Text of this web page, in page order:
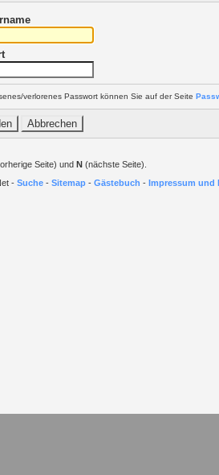
verlorenes Passwort können Sie auf der Seite
Seite) und N(nächste Seite).
- Suche- Sitemap- Gästebuch - Impressum und